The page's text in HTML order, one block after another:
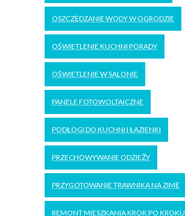
OSZCZĘDZANIE WODY W OGRODZIE
OŚWIETLENIE KUCHNI PORADY
OŚWIETLENIE W SALONIE
PANELE FOTOWOLTAICZNE
PODŁOGI DO KUCHNI I ŁAZIENKI
PRZECHOWYWANIE ODZIEŻY
PRZYGOTOWANIE TRAWNIKA NA ZIMĘ
REMONT MIESZKANIA KROK PO KROKU